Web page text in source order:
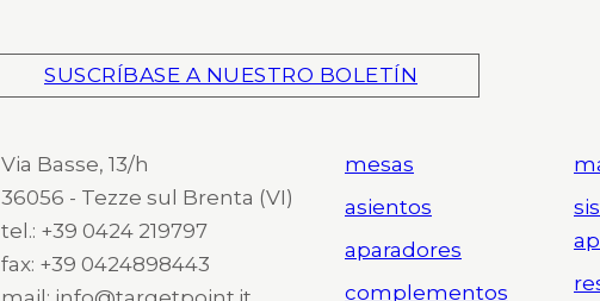
SUSCRÍBASE A NUESTRO BOLETÍN
Via Basse, 13/h
36056 - Tezze sul Brenta (VI)
tel.: +39 0424 219797
fax: +39 0424898443
mesas
asientos
aparadores
complementos